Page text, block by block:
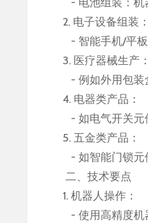
2. 电子设备组装：
- 智能手机/平
3. 医疗器械生产：
- 例如外用包装
4. 电器类产品：
- 如电气开关元
5. 五金类产品：
- 如智能门锁元
二、技术要点
1. 机器人操作：
- 使用高精度机